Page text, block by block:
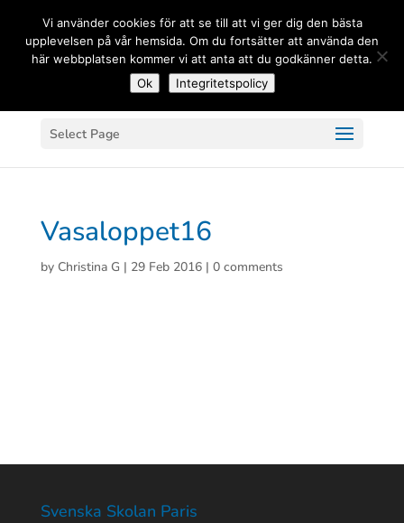
Select Page
Vasaloppet16
by Christina G | 29 Feb 2016| 0 comments
Svenska Skolan Paris
Vi använder cookies för att se till att vi ger dig den bästa
upplevelsen på vår hemsida. Om du fortsätter att använda den
här webbplatsen kommer vi att anta att du godkänner detta.
Ok
Integritetspolicy